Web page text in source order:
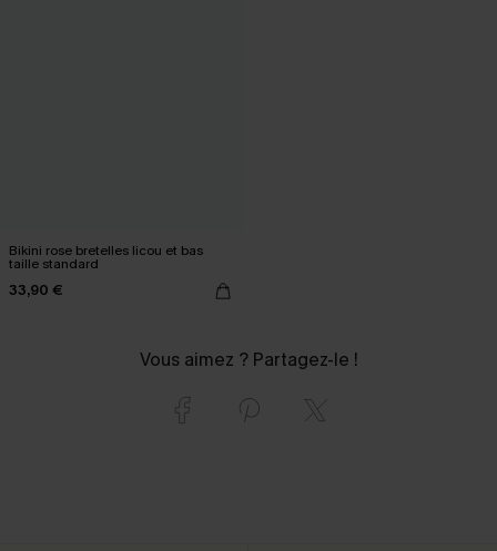
Bikini rose bretelles licou et bas
taille standard
33,90 €
Vous aimez ? Partagez-le !